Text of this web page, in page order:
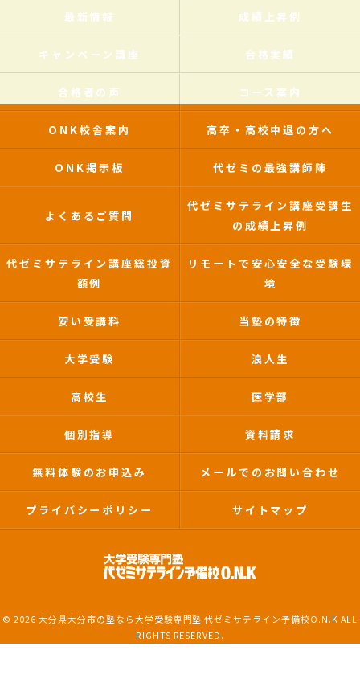
最新情報 成績上昇例
キャンペーン講座 合格実績
合格者の声 コース案内
ONK校舎案内 高卒・高校中退の方へ
ONK掲示板 代ゼミの最強講師陣
よくあるご質問
代ゼミサテライン講座受講生
の成績上昇例
代ゼミサテライン講座総投資
額例
リモートで安心安全な受験環
境
安い受講料 当塾の特徴
大学受験 浪人生
高校生 医学部
個別指導 資料請求
無料体験のお申込み メールでのお問い合わせ
プライバシーポリシー サイトマップ
© 2026 大分県大分市の塾なら大学受験専門塾 代ゼミサテライン予備校O.N.K ALL
RIGHTS RESERVED.